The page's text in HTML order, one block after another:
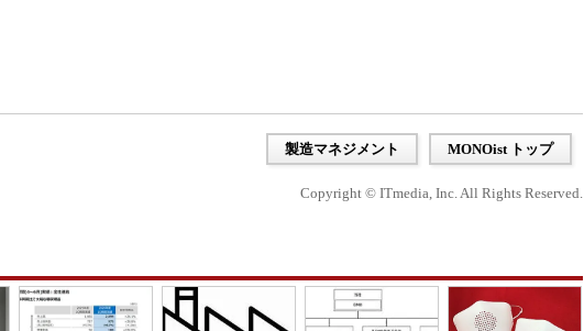
製造マネジメント MONOist トップ
Copyright © ITmedia, Inc. All Rights Reserved.